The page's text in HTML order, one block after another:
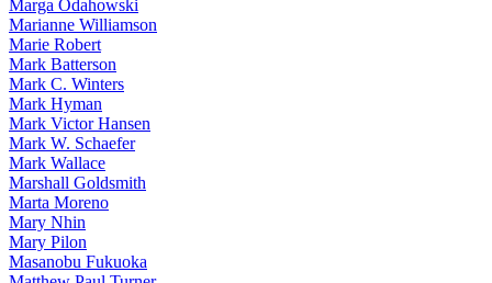
Marga Odahowski
Marianne Williamson
Marie Robert
Mark Batterson
Mark C. Winters
Mark Hyman
Mark Victor Hansen
Mark W. Schaefer
Mark Wallace
Marshall Goldsmith
Marta Moreno
Mary Nhin
Mary Pilon
Masanobu Fukuoka